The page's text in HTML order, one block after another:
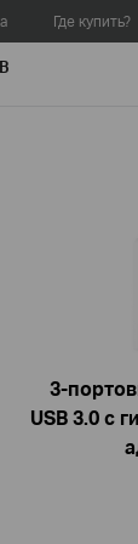
Где купить?
3-
USB 3.0 с